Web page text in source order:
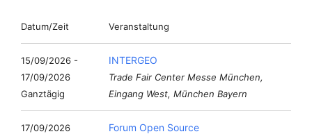
Datum/Zeit Veranstaltung
15/09/2026 -
17/09/2026
Ganztägig
INTERGEO
Trade Fair Center Messe München,
Eingang West, München Bayern
17/09/2026
Forum Open Source